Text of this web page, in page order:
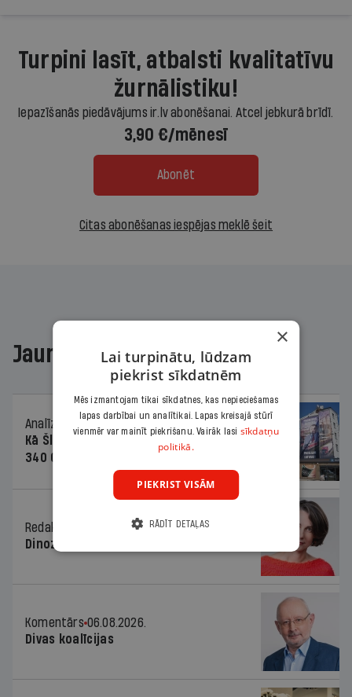
Turpini lasīt, atbalsti kvalitatīvu
žurnālistiku!
Iepazīšanās piedāvājums ir.lv abonēšanai. Atcel jebkurā brīdī.
3,90 €/mēnesī
Abonēt
Citas abonēšanas iespējas meklē šeit
Jaunākajā žurnālā
Analīze
06.08.2026.
Kā Šlesera partija palika nesodīta par
340 000 vērtu reklāmas kampaņu
Redaktores sleja
06.08.2026.
Dinozaura triks
Komentārs 06.08.2026.
Divas koalīcijas
×
Lai turpinātu, lūdzam
piekrist sīkdatnēm
Mēs izmantojam tikai sīkdatnes, kas nepieciešamas
lapas darbībai un analītikai. Lapas kreisajā stūrī
vienmēr var mainīt piekrišanu. Vairāk lasi sīkdatņu
politikā.
PIEKRIST VISĀM
RĀDĪT DETAĻAS